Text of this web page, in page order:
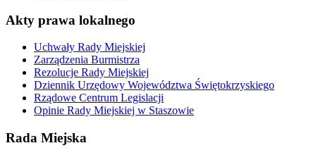
Akty prawa lokalnego
Uchwały Rady Miejskiej
Zarządzenia Burmistrza
Rezolucje Rady Miejskiej
Dziennik Urzędowy Województwa Świętokrzyskiego
Rządowe Centrum Legislacji
Opinie Rady Miejskiej w Staszowie
Rada Miejska